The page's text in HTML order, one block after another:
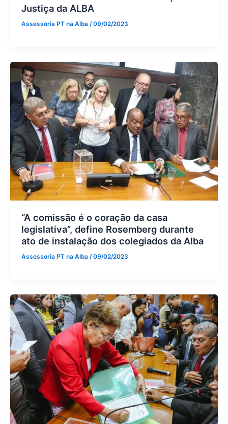
Justiça da ALBA
Assessoria PT na Alba /09/02/2023
“A comissão é o coração da casa
legislativa”, define Rosemberg durante
ato de instalação dos colegiados da Alba
Assessoria PT na Alba /09/02/2023